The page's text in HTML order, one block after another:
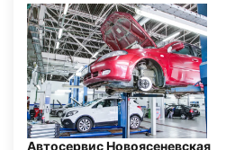
Автосервис Новоясеневская